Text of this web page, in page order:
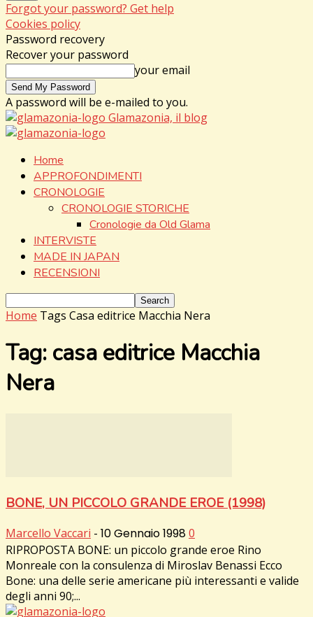
Forgot your password? Get help
Cookies policy
Password recovery
Recover your password
your email
A password will be e-mailed to you.
Glamazonia, il blog
Home
APPROFONDIMENTI
CRONOLOGIE
CRONOLOGIE STORICHE
Cronologie da Old Glama
INTERVISTE
MADE IN JAPAN
RECENSIONI
Home Tags Casa editrice Macchia Nera
Tag: casa editrice Macchia
Nera
BONE, UN PICCOLO GRANDE EROE (1998)
Marcello Vaccari - 10 Gennaio 19980
RIPROPOSTA BONE: un piccolo grande eroe Rino
Monreale con la consulenza di Miroslav Benassi Ecco
Bone: una delle serie americane più interessanti e valide
degli anni 90;...